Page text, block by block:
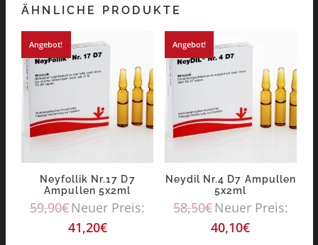
ÄHNLICHE PRODUKTE
Angebot!
Neyfollik Nr.17 D7
Ampullen 5x2ml
59,90€Neuer Preis:
41,20€
Angebot!
Neydil Nr.4 D7 Ampullen
5x2ml
58,50€Neuer Preis:
40,10€